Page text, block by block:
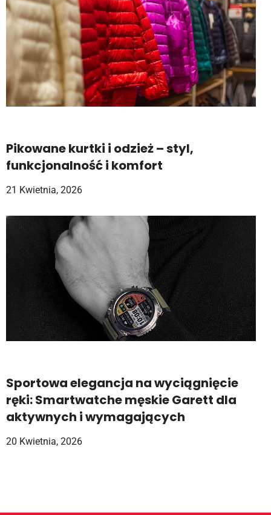
Pikowane kurtki i odzież – styl,
funkcjonalność i komfort
21 Kwietnia, 2026
Sportowa elegancja na wyciągnięcie
ręki: Smartwatche męskie Garett dla
aktywnych i wymagających
20 Kwietnia, 2026